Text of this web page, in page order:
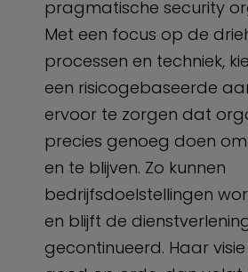
pragmatische security
Met een focus op de
processen en techniek,
een risicogebaseerde
ervoor te zorgen dat
precies genoeg doen om
en te blijven. Zo kunnen
bedrijfsdoelstellingen
en blijft de
gecontinueerd. Haar